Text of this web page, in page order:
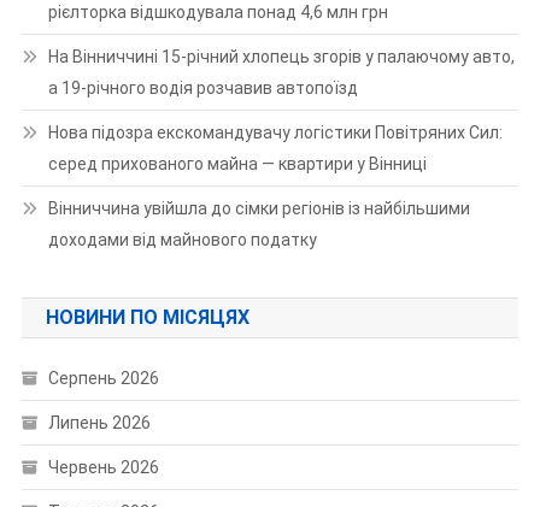
рієлторка відшкодувала понад 4,6 млн грн
На Вінниччині 15-річний хлопець згорів у палаючому авто,
а 19-річного водія розчавив автопоїзд
Нова підозра екскомандувачу логістики Повітряних Сил:
серед прихованого майна — квартири у Вінниці
Вінниччина увійшла до сімки регіонів із найбільшими
доходами від майнового податку
НОВИНИ ПО МІСЯЦЯХ
Серпень 2026
Липень 2026
Червень 2026